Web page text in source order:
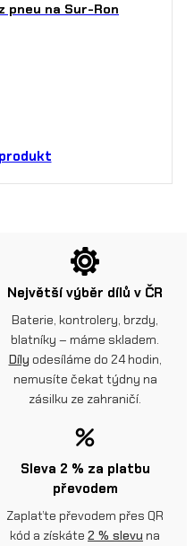
pneu na Sur-Ron
Největší výběr dílů v ČR
Baterie, kontrolery, brzdy,
blatníky – máme skladem.
Díly odesíláme do 24 hodin,
nemusíte čekat týdny na
zásilku ze zahraničí.
Sleva 2 % za platbu
převodem
Zaplaťte převodem přes QR
kód a získáte 2 % slevu na